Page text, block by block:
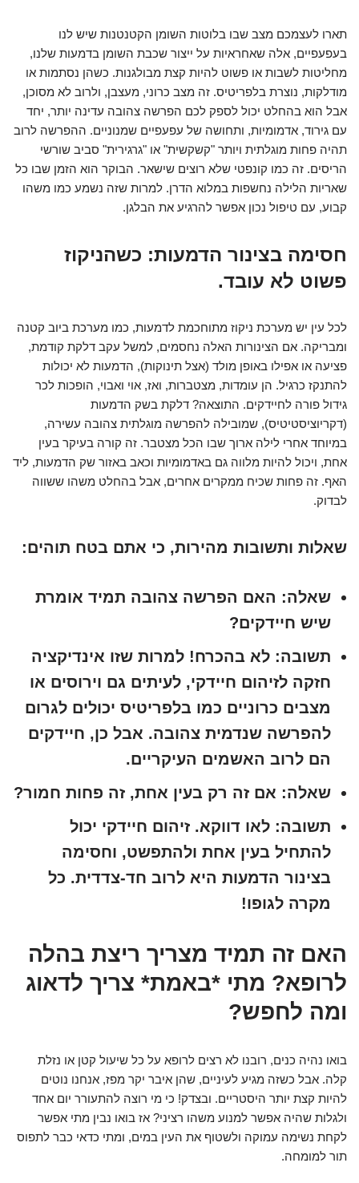
תארו לעצמכם מצב שבו בלוטות השומן הקטנטנות שיש לנו
בעפעפיים, אלה שאחראיות על ייצור שכבת השומן בדמעות שלנו,
מחליטות לשבות או פשוט להיות קצת מבולגנות. כשהן נסתמות או
מודלקות, נוצרת בלפריטיס. זה מצב כרוני, מעצבן, ולרוב לא מסוכן,
אבל הוא בהחלט יכול לספק לכם הפרשה צהובה עדינה יותר, יחד
עם גירוד, אדמומיות, ותחושה של עפעפיים שמנוניים. ההפרשה לרוב
תהיה פחות מוגלתית ויותר "קשקשית" או "גרגירית" סביב שורשי
הריסים. זה כמו קונפטי שלא רוצים שישאר. הבוקר הוא הזמן שבו כל
שאריות הלילה נחשפות במלוא הדרן. למרות שזה נשמע כמו משהו
קבוע, עם טיפול נכון אפשר להרגיע את הבלגן.
חסימה בצינור הדמעות: כשהניקוז
פשוט לא עובד.
לכל עין יש מערכת ניקוז מתוחכמת לדמעות, כמו מערכת ביוב קטנה
ומבריקה. אם הצינורות האלה נחסמים, למשל עקב דלקת קודמת,
פציעה או אפילו באופן מולד (אצל תינוקות), הדמעות לא יכולות
להתנקז כרגיל. הן עומדות, מצטברות, ואז, אוי ואבוי, הופכות לכר
גידול פורה לחיידקים. התוצאה? דלקת בשק הדמעות
(דקריוציסטיטיס), שמובילה להפרשה מוגלתית צהובה עשירה,
במיוחד אחרי לילה ארוך שבו הכל מצטבר. זה קורה בעיקר בעין
אחת, ויכול להיות מלווה גם באדמומיות וכאב באזור שק הדמעות, ליד
האף. זה פחות שכיח ממקרים אחרים, אבל בהחלט משהו ששווה
לבדוק.
שאלות ותשובות מהירות, כי אתם בטח תוהים:
שאלה: האם הפרשה צהובה תמיד אומרת
שיש חיידקים?
תשובה: לא בהכרח! למרות שזו אינדיקציה
חזקה לזיהום חיידקי, לעיתים גם וירוסים או
מצבים כרוניים כמו בלפריטיס יכולים לגרום
להפרשה שנדמית צהובה. אבל כן, חיידקים
הם לרוב האשמים העיקריים.
שאלה: אם זה רק בעין אחת, זה פחות חמור?
תשובה: לאו דווקא. זיהום חיידקי יכול
להתחיל בעין אחת ולהתפשט, וחסימה
בצינור הדמעות היא לרוב חד-צדדית. כל
מקרה לגופו!
האם זה תמיד מצריך ריצת בהלה
לרופא? מתי *באמת* צריך לדאוג
ומה לחפש?
בואו נהיה כנים, רובנו לא רצים לרופא על כל שיעול קטן או נזלת
קלה. אבל כשזה מגיע לעיניים, שהן איבר יקר מפז, אנחנו נוטים
להיות קצת יותר היסטריים. ובצדק! כי מי רוצה להתעורר יום אחד
ולגלות שהיה אפשר למנוע משהו רציני? אז בואו נבין מתי אפשר
לקחת נשימה עמוקה ולשטוף את העין במים, ומתי כדאי כבר לתפוס
תור למומחה.